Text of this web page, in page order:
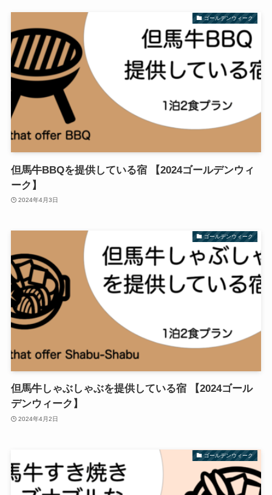
ゴールデンウィーク
但馬牛BBQを提供している宿 【2024ゴールデンウィ
ーク】
2024年4月3日
ゴールデンウィーク
但馬牛しゃぶしゃぶを提供している宿 【2024ゴール
デンウィーク】
2024年4月2日
ゴールデンウィーク